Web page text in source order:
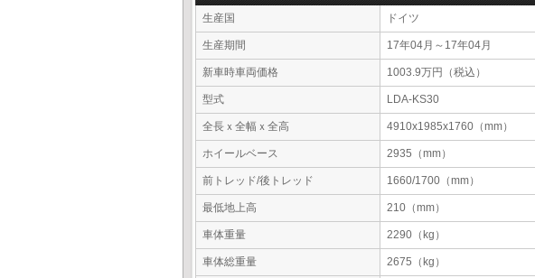
生産国 ドイツ
生産期間 17年04月～17年04月
新車時車両価格 1003.9万円（税込）
型式 LDA-KS30
全長ｘ全幅ｘ全高 4910x1985x1760（mm）
ホイールベース 2935（mm）
前トレッド/後トレッド 1660/1700（mm）
最低地上高 210（mm）
車体重量 2290（kg）
車体総重量 2675（kg）